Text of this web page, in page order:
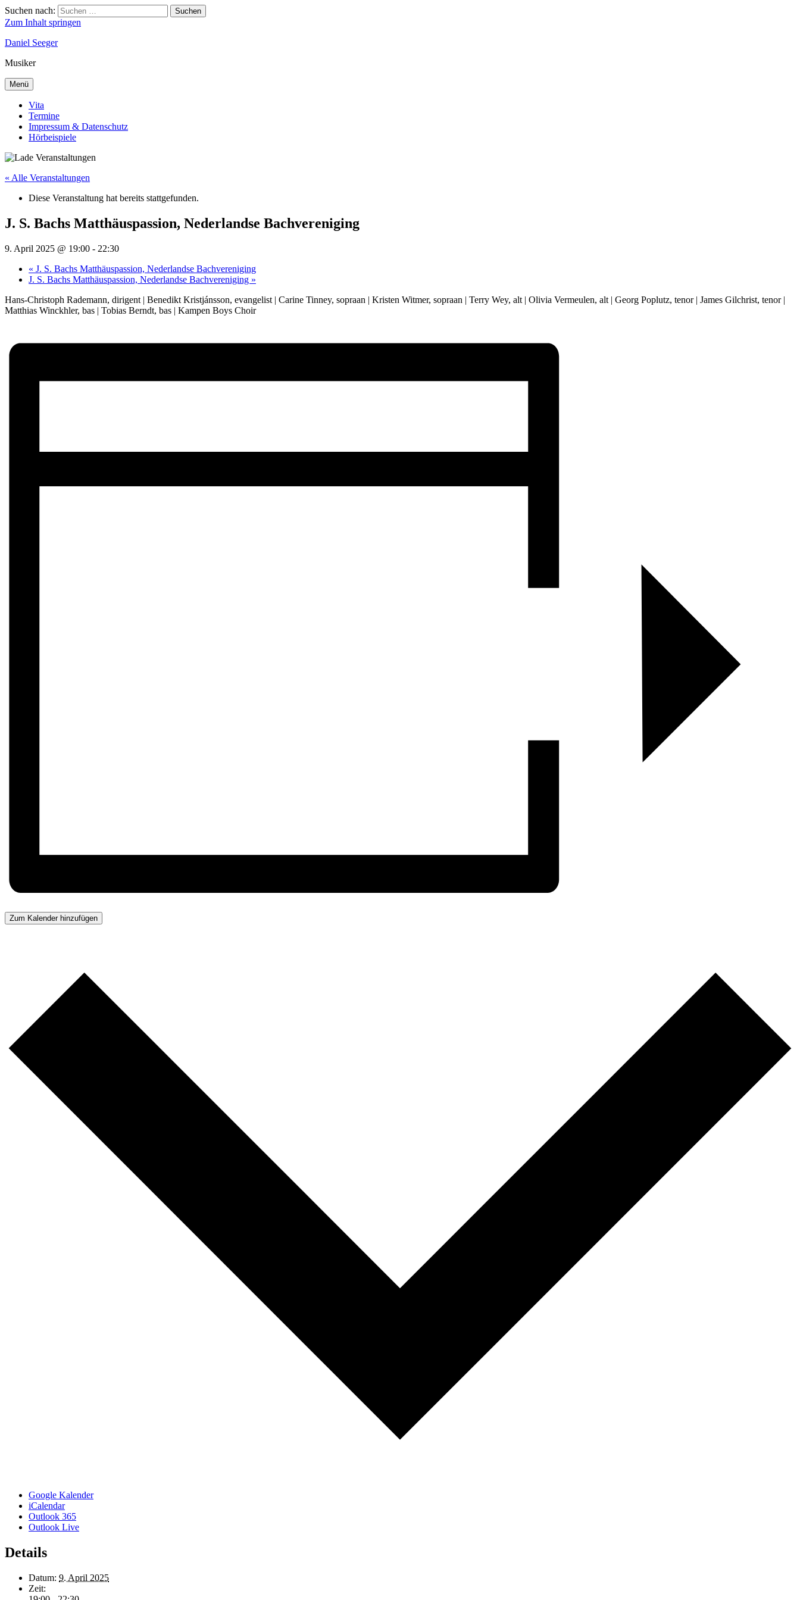
Suchen nach: Suchen
Zum Inhalt springen
Daniel Seeger
Musiker
Menü
Vita
Termine
Impressum & Datenschutz
Hörbeispiele
« Alle Veranstaltungen
Diese Veranstaltung hat bereits stattgefunden.
J. S. Bachs Matthäuspassion, Nederlandse Bachvereniging
9. April 2025 @ 19:00 - 22:30
« J. S. Bachs Matthäuspassion, Nederlandse Bachvereniging
J. S. Bachs Matthäuspassion, Nederlandse Bachvereniging »
Hans-Christoph Rademann, dirigent | Benedikt Kristjánsson, evangelist | Carine Tinney, sopraan | Kristen Witmer, sopraan | Terry Wey, alt | Olivia Vermeulen, alt | Georg Poplutz, tenor | James Gilchrist, tenor |
Matthias Winckhler, bas | Tobias Berndt, bas | Kampen Boys Choir
Zum Kalender hinzufügen
Google Kalender
iCalendar
Outlook 365
Outlook Live
Details
Datum: 9. April 2025
Zeit: